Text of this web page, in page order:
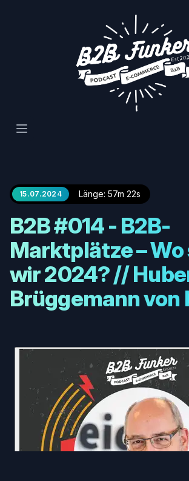
Open main menu
15.07.2024 Länge: 57m 22s
B2B #014 - B2B-
Marktplätze –
wir 2024? //
Brüggemann von